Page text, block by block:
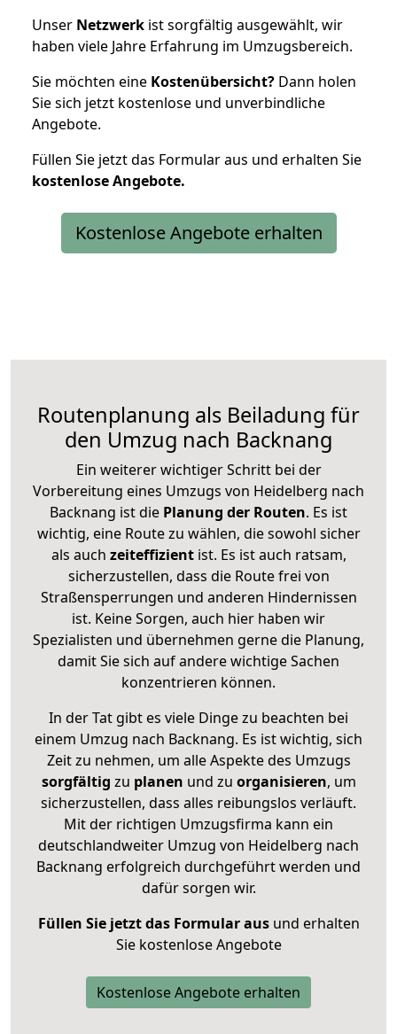
Unser Netzwerk ist sorgfältig ausgewählt, wir
haben viele Jahre Erfahrung im Umzugsbereich.
Sie möchten eine Kostenübersicht? Dann holen
Sie sich jetzt kostenlose und unverbindliche
Angebote.
Füllen Sie jetzt das Formular aus und erhalten Sie
kostenloseAngebote.
Kostenlose Angebote erhalten
Routenplanung als Beiladung für
den Umzug nach Backnang
Ein weiterer wichtiger Schritt bei der
Vorbereitung eines Umzugs von Heidelberg nach
Backnang ist die Planung der Routen. Es ist
wichtig, eine Route zu wählen, die sowohl sicher
als auch zeiteffizientist. Es ist auch ratsam,
sicherzustellen, dass die Route frei von
Straßensperrungen und anderen Hindernissen
ist. Keine Sorgen, auch hier haben wir
Spezialisten und übernehmen gerne die Planung,
damit Sie sich auf andere wichtige Sachen
konzentrieren können.
In der Tat gibt es viele Dinge zu beachten bei
einem Umzug nach Backnang. Es ist wichtig, sich
Zeit zu nehmen, um alle Aspekte des Umzugs
sorgfältig zu planen und zu organisieren, um
sicherzustellen, dass alles reibungslos verläuft.
Mit der richtigen Umzugsfirma kann ein
deutschlandweiter Umzug von Heidelberg nach
Backnang erfolgreich durchgeführt werden und
dafür sorgen wir.
Füllen Sie jetzt das Formular ausund erhalten
Sie kostenlose Angebote
Kostenlose Angebote erhalten